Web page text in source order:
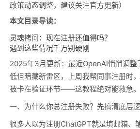
政策动态调整，建议关注官方更新）
本文目录导读：
灵魂拷问：现在注册还值得吗？
遇到这些情况千万别硬刚
2025年3月更新：最近OpenAI悄悄调整
低但暗藏新雷区，上周我帮同事注册时
被卡在验证环节——这教程绝对能救急。
一、为什么你总注册失败？先搞清底层
很多人以为注册ChatGPT就是填邮箱、